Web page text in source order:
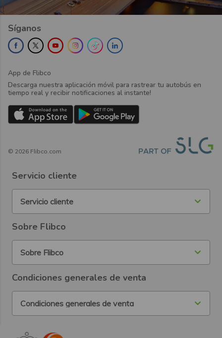
Síganos
App de Flibco
Descarga nuestra aplicación móvil para rastrear tu autobús en
tiempo real y recibir notificaciones al instante!
© 2026 Flibco.com
Servicio cliente
Servicio cliente
Sobre Flibco
Sobre Flibco
Condiciones generales de venta
Condiciones generales de venta